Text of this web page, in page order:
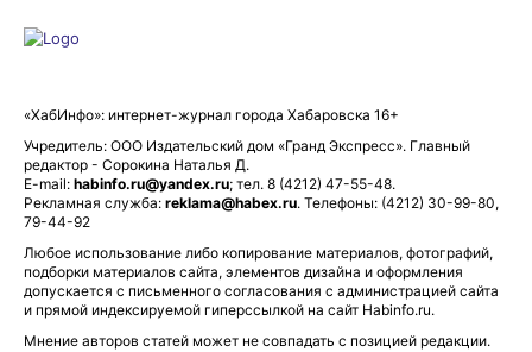
«ХабИнфо»: интернет-журнал города Хабаровска 16+
Учредитель: ООО Издательский дом «Гранд Экспресс». Главный
редактор - Сорокина Наталья Д.
E-mail: habinfo.ru@yandex.ru; тел. 8 (4212) 47-55-48.
Рекламная служба: reklama@habex.ru. Телефоны: (4212) 30-99-80,
79-44-92
Любое использование либо копирование материалов, фотографий,
подборки материалов сайта, элементов дизайна и оформления
допускается с письменного согласования с администрацией сайта
и прямой индексируемой гиперссылкой на сайт Habinfo.ru.
Мнение авторов статей может не совпадать с позицией редакции.